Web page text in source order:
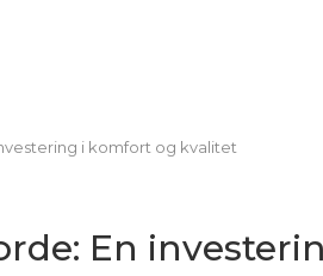
i komfort og kvalitet
En